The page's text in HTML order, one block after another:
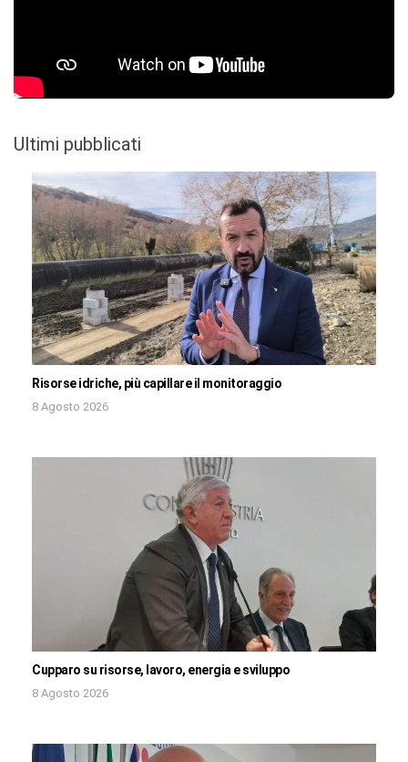
Ultimi pubblicati
Risorse idriche, più capillare il monitoraggio
8 Agosto 2026
Cupparo su risorse, lavoro, energia e sviluppo
8 Agosto 2026